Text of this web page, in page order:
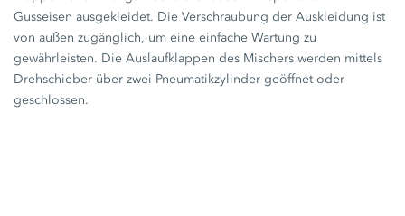
Gusseisen ausgekleidet. Die Verschraubung der Auskleidung ist
von außen zugänglich, um eine einfache Wartung zu
gewährleisten. Die Auslaufklappen des Mischers werden mittels
Drehschieber über zwei Pneumatikzylinder geöffnet oder
geschlossen.